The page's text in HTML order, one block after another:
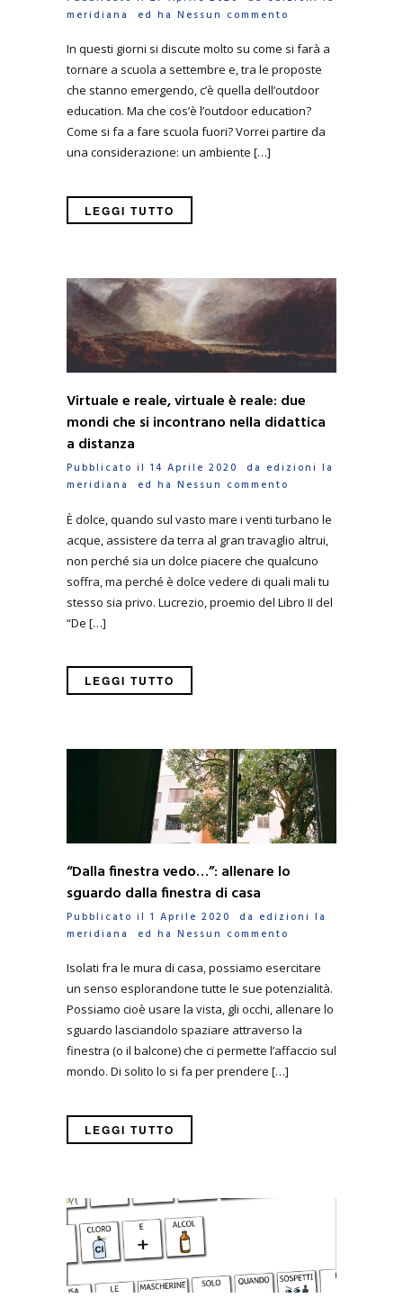
meridiana
ed ha Nessun commento
In questi giorni si discute molto su come si farà a
tornare a scuola a settembre e, tra le proposte
che stanno emergendo, c’è quella dell’outdoor
education. Ma che cos’è l’outdoor education?
Come si fa a fare scuola fuori? Vorrei partire da
una considerazione: un ambiente […]
LEGGI TUTTO
Virtuale e reale, virtuale è reale: due
mondi che si incontrano nella didattica
a distanza
Pubblicato il 14 Aprile 2020 da edizioni la
meridiana
ed ha Nessun commento
È dolce, quando sul vasto mare i venti turbano le
acque, assistere da terra al gran travaglio altrui,
non perché sia un dolce piacere che qualcuno
soffra, ma perché è dolce vedere di quali mali tu
stesso sia privo. Lucrezio, proemio del Libro II del
“De […]
LEGGI TUTTO
“Dalla finestra vedo…”: allenare lo
sguardo dalla finestra di casa
Pubblicato il 1 Aprile 2020 da edizioni la
meridiana
ed ha Nessun commento
Isolati fra le mura di casa, possiamo esercitare
un senso esplorandone tutte le sue potenzialità.
Possiamo cioè usare la vista, gli occhi, allenare lo
sguardo lasciandolo spaziare attraverso la
finestra (o il balcone) che ci permette l’affaccio sul
mondo. Di solito lo si fa per prendere […]
LEGGI TUTTO